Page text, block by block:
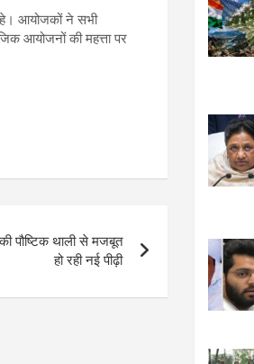
आयोजकों ने सभी
आयोजनों की महत्ता पर
पौष्टिक थाली से मजबूत
हो रही नई पीढ़ी